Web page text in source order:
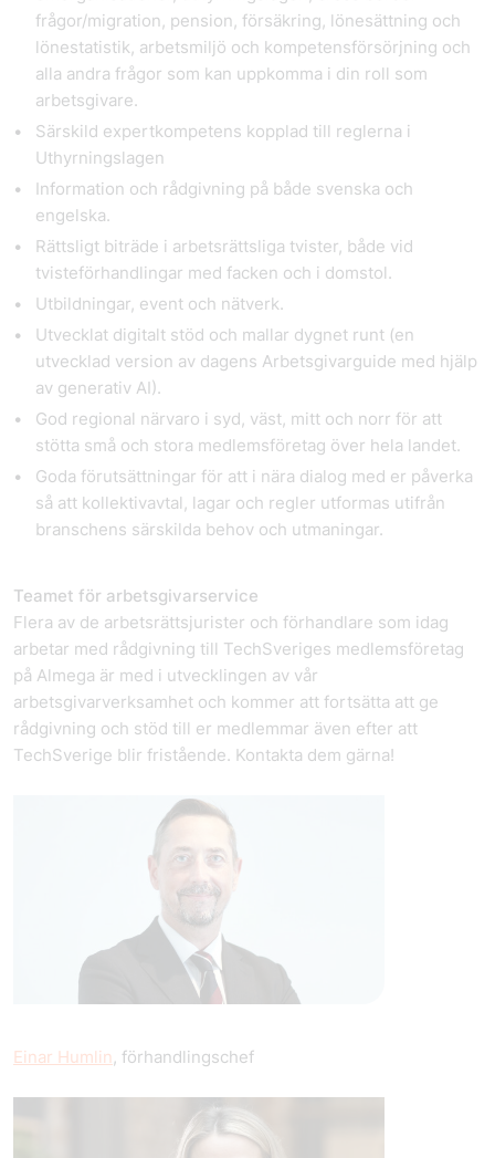
frågor/migration, pension, försäkring, lönesättning och
lönestatistik, arbetsmiljö och kompetensförsörjning och
alla andra frågor som kan uppkomma i din roll som
arbetsgivare.
Särskild expertkompetens kopplad till reglerna i
Uthyrningslagen
Information och rådgivning på både svenska och
engelska.
Rättsligt biträde i arbetsrättsliga tvister, både vid
tvisteförhandlingar med facken och i domstol.
Utbildningar, event och nätverk.
Utvecklat digitalt stöd och mallar dygnet runt (en
utvecklad version av dagens Arbetsgivarguide med hjälp
av generativ AI).
God regional närvaro i syd, väst, mitt och norr för att
stötta små och stora medlemsföretag över hela landet.
Goda förutsättningar för att i nära dialog med er påverka
så att kollektivavtal, lagar och regler utformas utifrån
branschens särskilda behov och utmaningar.
Teamet för arbetsgivarservice
Flera av de arbetsrättsjurister och förhandlare som idag
arbetar med rådgivning till TechSveriges medlemsföretag
på Almega är med i utvecklingen av vår
arbetsgivarverksamhet och kommer att fortsätta att ge
rådgivning och stöd till er medlemmar även efter att
TechSverige blir fristående. Kontakta dem gärna!
Einar Humlin, förhandlingschef